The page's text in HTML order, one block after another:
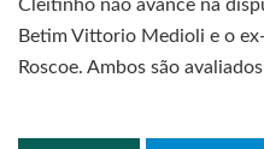
Cleitinho não avance na
Betim Vittorio Medioli e o
Roscoe. Ambos são